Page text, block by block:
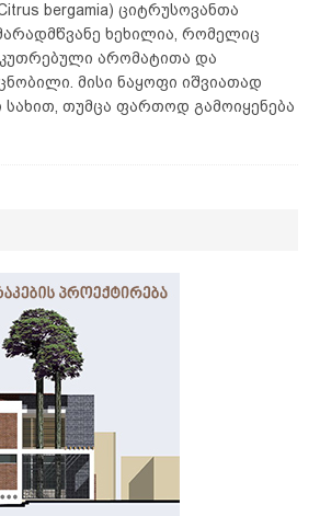
bergamia) ციტრუსოვანთა
ხეხილია, რომელიც
არომატითა და
მისი ნაყოფი იშვიათად
სახით, თუმცა ფართოდ გამოიყენება